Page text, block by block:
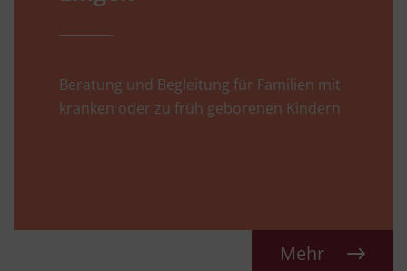
Beratung und Begleitung für Familien mit
kranken oder zu früh geborenen Kindern
Mehr